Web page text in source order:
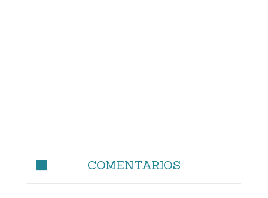
COMENTARIOS